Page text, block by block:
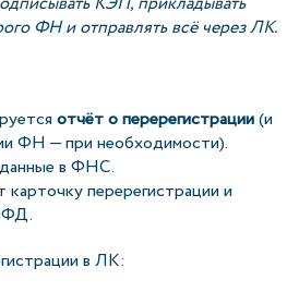
ФН и отправлять всё через ЛК.
отчёт о перерегистрации(и
ФН — при необходимости).
в ФНС.
перерегистрации и
в ЛК: